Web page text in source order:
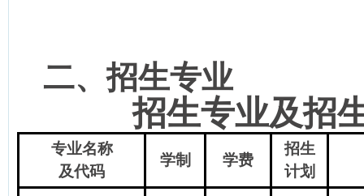
二、招生专业
招生专业及招
专业名称
及代码
学制 学费
招生
计划